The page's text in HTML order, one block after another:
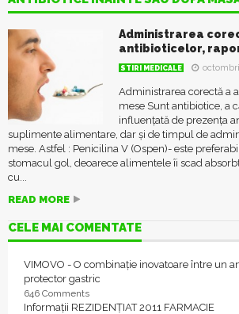
Administrarea
antibioticelor,
STIRI MEDICALE
Administrarea corectă a
mese Sunt antibiotice, a
influențată de prezența
suplimente alimentare, dar și de timpul de
mese. Astfel : Penicilina V (Ospen)- este
stomacul gol, deoarece alimentele îi scad
cu...
READ MORE
CELE MAI COMENTATE
VIMOVO - O combinație inovatoare între un
protector gastric
646 Comments
Informații REZIDENȚIAT 2011 FARMACIE